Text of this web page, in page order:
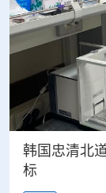
韩国忠清北
标